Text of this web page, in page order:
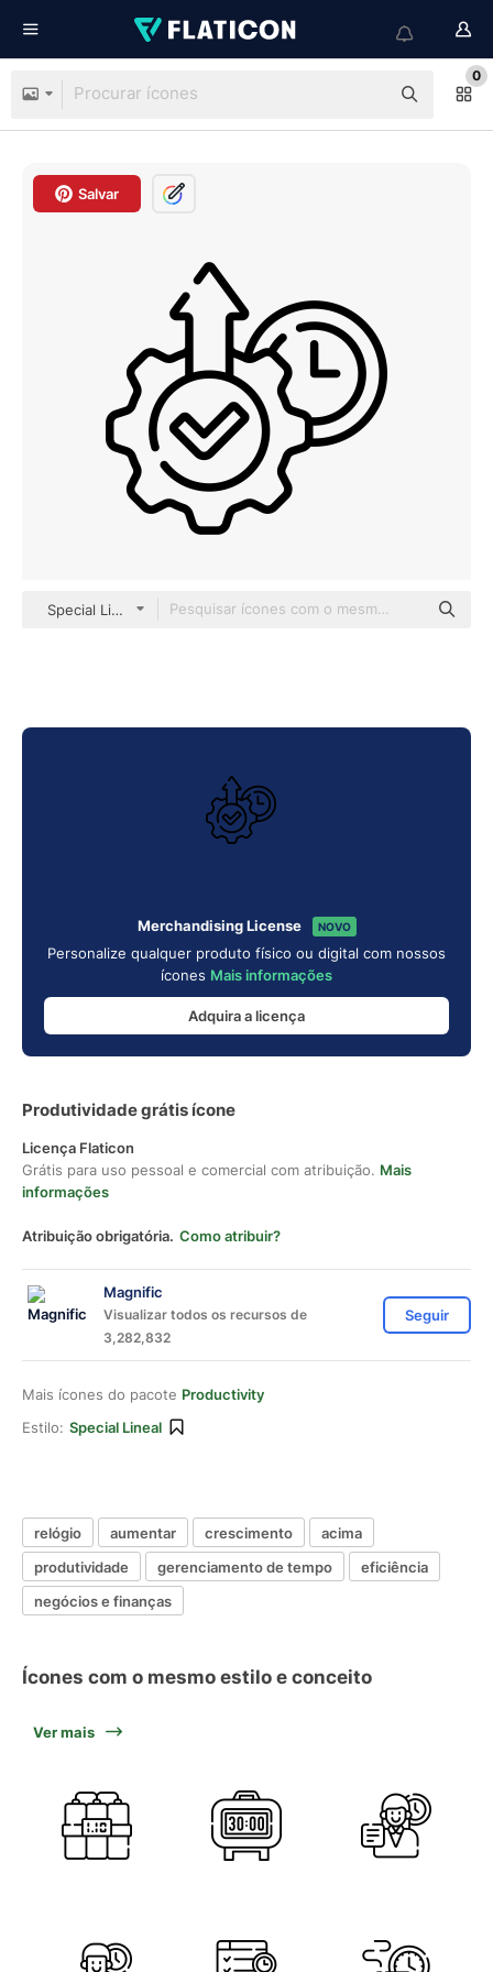
0
Salvar
Special Lineal
Merchandising License NOVO
Personalize qualquer produto físico ou digital com nossos
ícones Mais informações
Adquira a licença
Produtividade grátis ícone
Licença Flaticon
Grátis para uso pessoal e comercial com atribuição. Mais
informações
Atribuição obrigatória. Como atribuir?
Magnific
Visualizar todos os recursos de
3,282,832
Seguir
Mais ícones do pacote Productivity
Estilo: Special Lineal
relógio aumentar crescimento
acima
produtividade
gerenciamento de tempo
eficiência
negócios e finanças
Ícones com o mesmo estilo e conceito
Ver mais